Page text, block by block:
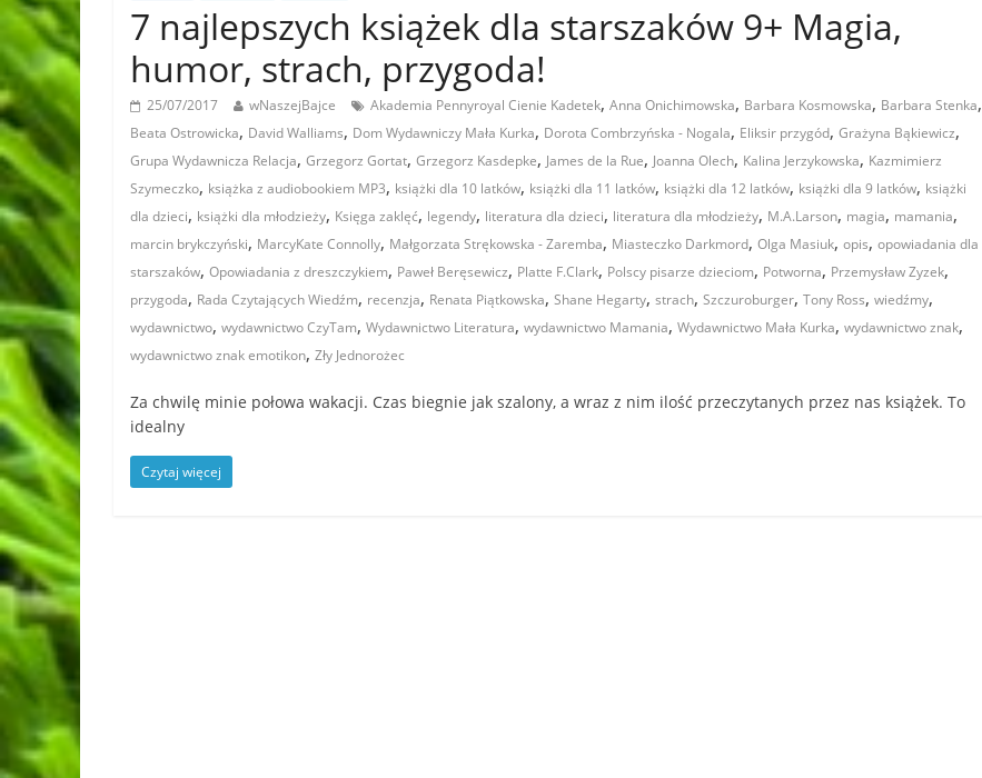
7 najlepszych książek dla starszaków 9+ Magia,
humor, strach, przygoda!
25/07/2017 wNaszejBajce Akademia Pennyroyal Cienie Kadetek, Anna Onichimowska, Barbara Kosmowska, Barbara Stenka,
Beata Ostrowicka, David Walliams, Dom Wydawniczy Mała Kurka, Dorota Combrzyńska - Nogala, Eliksir przygód, Grażyna Bąkiewicz,
Grupa Wydawnicza Relacja, Grzegorz Gortat, Grzegorz Kasdepke, James de la Rue, Joanna Olech, Kalina Jerzykowska, Kazmimierz
Szymeczko, książka z audiobookiem MP3, książki dla 10 latków, książki dla 11 latków, książki dla 12 latków, książki dla 9 latków, książki
dla dzieci, książki dla młodzieży, Księga zaklęć, legendy, literatura dla dzieci, literatura dla młodzieży, M.A.Larson, magia, mamania,
marcin brykczyński, MarcyKate Connolly, Małgorzata Strękowska - Zaremba, Miasteczko Darkmord, Olga Masiuk, opis, opowiadania dla
starszaków, Opowiadania z dreszczykiem, Paweł Beręsewicz, Platte F.Clark, Polscy pisarze dzieciom, Potworna, Przemysław Zyzek,
przygoda, Rada Czytających Wiedźm, recenzja, Renata Piątkowska, Shane Hegarty, strach, Szczuroburger, Tony Ross, wiedźmy,
wydawnictwo, wydawnictwo CzyTam, Wydawnictwo Literatura, wydawnictwo Mamania, Wydawnictwo Mała Kurka, wydawnictwo znak,
wydawnictwo znak emotikon, Zły Jednorożec
Za chwilę minie połowa wakacji. Czas biegnie jak szalony, a wraz z nim ilość przeczytanych przez nas książek. To
idealny
Czytaj więcej